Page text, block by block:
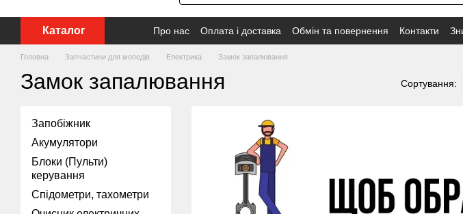
Каталог Про нас Оплата і доставка Обмін та повернення Контакти
Головна Запчастини для мопедів Електрика Замок запалювання
Замок запалювання Сортування:
Запобіжник
Акумулятори
Блоки (Пульти)
керування
Спідометри, тахометри